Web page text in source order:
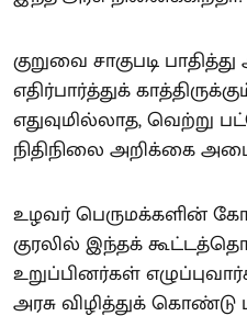
குறுவை சாகுபடி
எதிர்பார்த்துக்
எதுவுமில்லாத,
நிதிநிலை அறிக்கை
உழவர் பெருமக்களின்
குரலில் இந்தக்
உறுப்பினர்கள்
அரசு விழித்துக்